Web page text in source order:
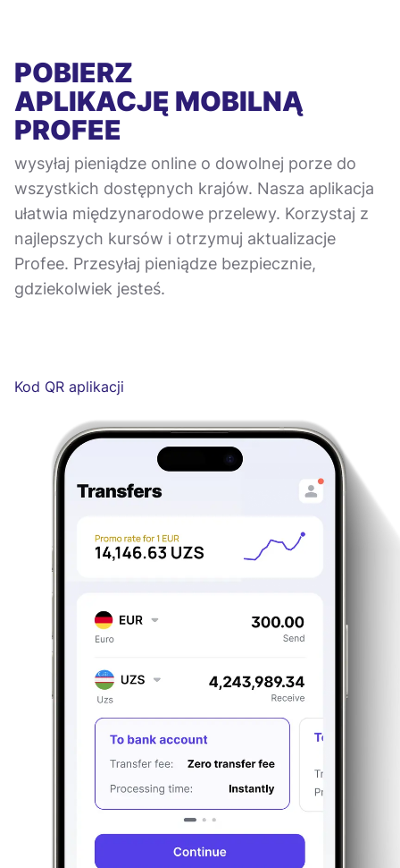
POBIERZ
APLIKACJĘ MOBILNĄ
PROFEE
wysyłaj pieniądze online o dowolnej porze do
wszystkich dostępnych krajów. Nasza aplikacja
ułatwia międzynarodowe przelewy. Korzystaj z
najlepszych kursów i otrzymuj aktualizacje
Profee. Przesyłaj pieniądze bezpiecznie,
gdziekolwiek jesteś.
Kod QR aplikacji